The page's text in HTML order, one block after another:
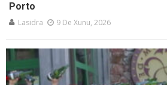
Porto
Lasidra 9 De Xunu, 2026